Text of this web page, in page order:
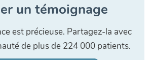
un témoignage
est précieuse. Partagez-la avec
de plus de 224 000 patients.